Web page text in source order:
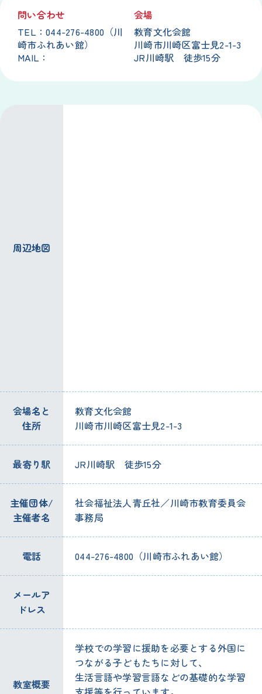
問い合わせ
TEL：044-276-4800（川
崎市ふれあい館）
MAIL：
会場
教育文化会館
川崎市川崎区富士見2-1-3
JR川崎駅 徒歩15分
周辺地図
会場名と
住所
教育文化会館
川崎市川崎区富士見2-1-3
最寄り駅 JR川崎駅 徒歩15分
主催団体/
主催者名
社会福祉法人青丘社／川崎市教育委員会
事務局
電話 044-276-4800（川崎市ふれあい館）
メールア
ドレス
教室概要
学校での学習に援助を必要とする外国に
つながる子どもたちに対して、
生活言語や学習言語などの基礎的な学習